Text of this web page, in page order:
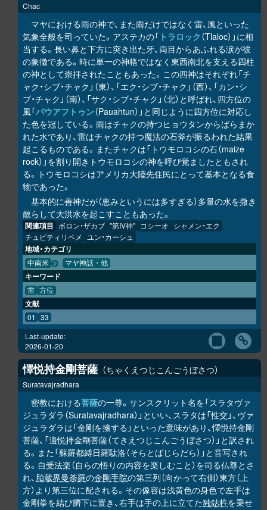
Chac
マヤにおける雨の神で、また雨だけではなく雷、風といった
気象全般を司っていた。アステカの「 トラロック （Tlaloc）」に相
当する。長い鼻と下方に突き出た牙、両目からあふれる涙が彼
の象徴である。時に単一の神格ではなく東西南北を支える四柱
の神として崇拝されたこともあった。この四神はそれぞれ「チ
ャク・シブ・チャク」（東）、「エク・シブ・チャク」（西）、「カン・シ
ブ・チャク」（南）、「サク・シブ・チャク」（北）と呼ばれ、四方位の
風「パウアフトゥン（Pauahtun）」と同じように四方位に対応し
た色を冠している。雨はチャクの持つヒョウタンからばらまか
れた水であり、雷はチャクの持つ魔法の石斧が振るわれた結果
起こるものである。またチャクは「トウモロコシの石（maize
rock）」を割り開きトウモロコシの神を呼び覚ましたともされ
る。トウモロコシはアメリカ大陸先住民にとって基本となる食
物であった。
基本的に善神だが（恵みというには多すぎる）多量の水を撒き
散らして大洪水を起こすこともあった。
関連項目 ボロン・ザカブ "第IV神" コシーオ シャメン・エク
チュピティリペメ
ユン・カーシュ
地域・カテゴリ
中南米 マヤ神話・他
キーワード
雷 方位
文献
01 33
Last-update:
2026-01-20
懌悦持金剛菩薩 ちゃくえつじこんごうぼさつ
Suratavajradhara
密教における菩薩の一尊。サンスクリット名を「スラタヴァ
ジュラダラ（Suratavajradhara）」といい、スラタは「性交」、ヴァ
ジュラダラは「金剛を擁する」といった意味があり、懌悦持金剛
菩薩、「適悦持金剛菩薩（てきえつじこんごうぼさつ）」と訳され
る。また「蘇羅都縛日羅駄洛（そらとばじらだら）」と音写され
る。自受法楽（自らの悟りの内容を楽しむこと）を司る仏尊とさ
れ、 胎蔵界曼荼羅の金剛手院の第三列（向かって右側）東方（上
方）より第三位に配される。その像容は浅黄色の身色で左手は
金剛拳を結び臍下に置き、右手は手の上に立てた独鈷杵を乗せ